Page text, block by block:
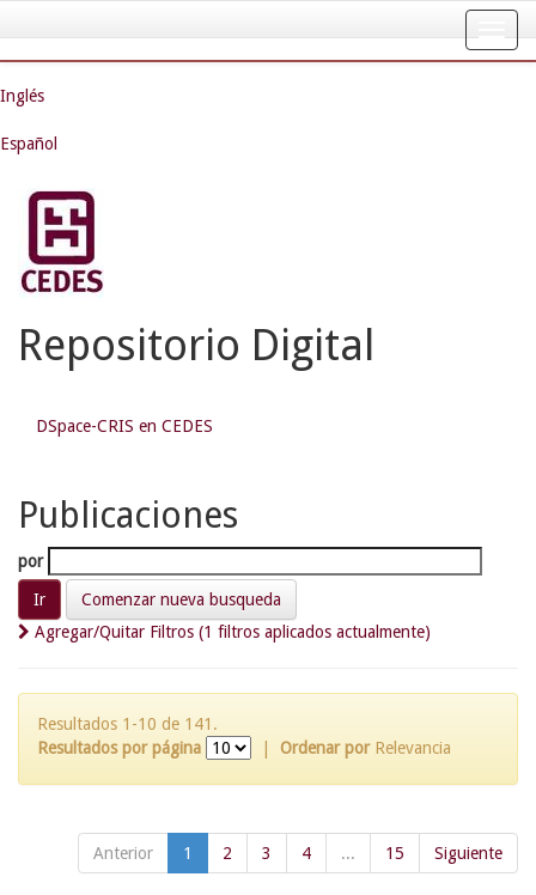
navigation
Inglés
Español
Repositorio Digital
DSpace-CRIS en CEDES
Publicaciones
por
Comenzar nueva busqueda
Agregar/Quitar Filtros (1 filtros aplicados actualmente)
Resultados 1-10 de 141.
Resultados por página
Ordenar por Relevancia
Anterior 1 2 3 4 ... 15 Siguiente